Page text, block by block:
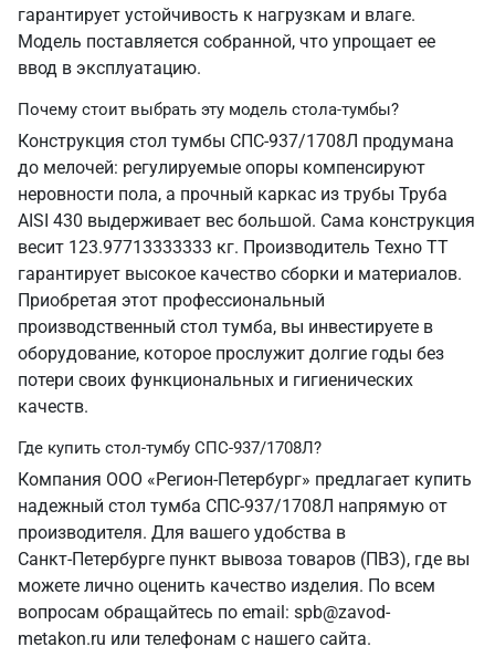
гарантирует устойчивость к нагрузкам и влаге.
Модель поставляется собранной, что упрощает ее
ввод в эксплуатацию.
Почему стоит выбрать эту модель стола-тумбы?
Конструкция стол тумбы СПС-937/1708Л продумана
до мелочей: регулируемые опоры компенсируют
неровности пола, а прочный каркас из трубы Труба
AISI 430 выдерживает вес большой. Сама конструкция
весит 123.97713333333 кг. Производитель Техно ТТ
гарантирует высокое качество сборки и материалов.
Приобретая этот профессиональный
производственный стол тумба, вы инвестируете в
оборудование, которое прослужит долгие годы без
потери своих функциональных и гигиенических
качеств.
Где купить стол-тумбу СПС-937/1708Л?
Компания ООО «Регион-Петербург» предлагает купить
надежный стол тумба СПС-937/1708Л напрямую от
производителя. Для вашего удобства в
Санкт‑Петербурге пункт вывоза товаров (ПВЗ), где вы
можете лично оценить качество изделия. По всем
вопросам обращайтесь по email: spb@zavod-
metakon.ru или телефонам с нашего сайта.